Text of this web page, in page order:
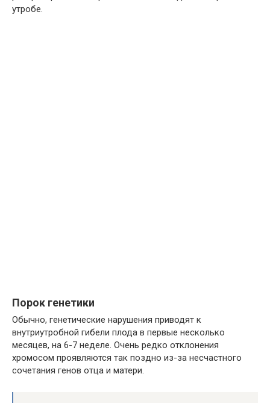
утробе.
Порок генетики
Обычно, генетические нарушения приводят к
внутриутробной гибели плода в первые несколько
месяцев, на 6-7 неделе. Очень редко отклонения
хромосом проявляются так поздно из-за несчастного
сочетания генов отца и матери.